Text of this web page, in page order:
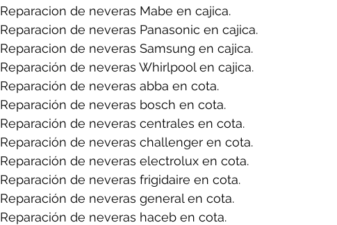
Reparacion de neveras Mabe en cajica.
Reparacion de neveras Panasonic en cajica.
Reparacion de neveras Samsung en cajica.
Reparación de neveras Whirlpool en cajica.
Reparación de neveras abba en cota.
Reparación de neveras bosch en cota.
Reparación de neveras centrales en cota.
Reparación de neveras challenger en cota.
Reparación de neveras electrolux en cota.
Reparación de neveras frigidaire en cota.
Reparación de neveras general en cota.
Reparación de neveras haceb en cota.